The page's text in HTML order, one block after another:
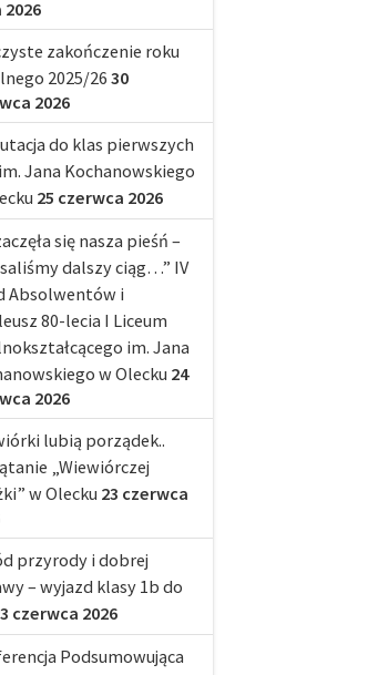
zakończenie roku
2025/2630
2026
do klas pierwszych
Jana Kochanowskiego
25 czerwca 2026
się nasza pieśń –
dalszy ciąg…” IV
Absolwentów i
80-lecia I Liceum
im. Jana
w Olecku 24
2026
lubią porządek..
„Wiewiórczej
w Olecku 23 czerwca
przyrody i dobrej
– wyjazd klasy 1b do
czerwca 2026
Podsumowująca